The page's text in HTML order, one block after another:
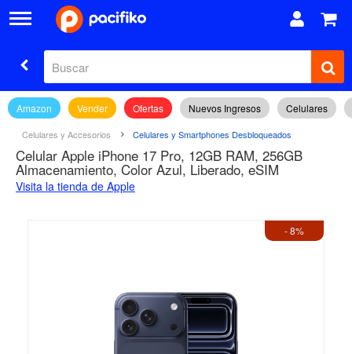
Amazon Vender Ofertas Nuevos Ingresos Celulares
Celulares y Accesorios Celulares y Smartphones Desbloqueados
Celular Apple iPhone 17 Pro, 12GB RAM, 256GB
Almacenamiento, Color Azul, Liberado, eSIM
Visita la tienda de Apple
- 8%